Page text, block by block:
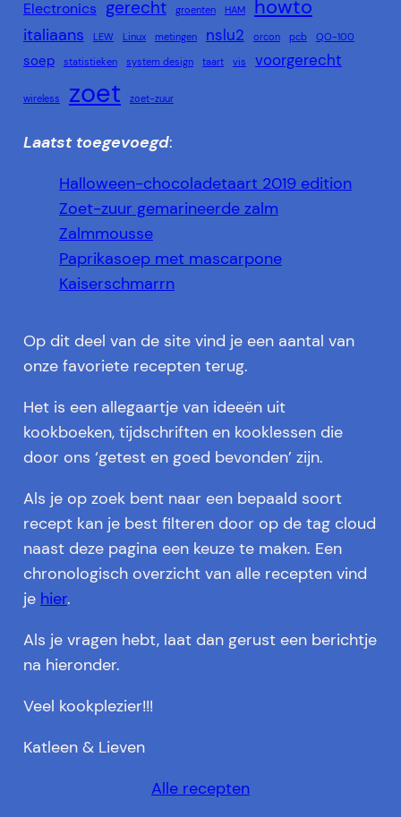
Electronics gerecht groenten HAM howto
italiaans LEW Linux metingen nslu2 orcon pcb QO-100
soep statistieken system design taart vis voorgerecht
wireless zoet zoet-zuur
Laatst toegevoegd:
Halloween-chocoladetaart 2019 edition
Zoet-zuur gemarineerde zalm
Zalmmousse
Paprikasoep met mascarpone
Kaiserschmarrn
Op dit deel van de site vind je een aantal van
onze favoriete recepten terug.
Het is een allegaartje van ideeën uit
kookboeken, tijdschriften en kooklessen die
door ons ‘getest en goed bevonden’ zijn.
Als je op zoek bent naar een bepaald soort
recept kan je best filteren door op de tag cloud
naast deze pagina een keuze te maken. Een
chronologisch overzicht van alle recepten vind
je hier.
Als je vragen hebt, laat dan gerust een berichtje
na hieronder.
Veel kookplezier!!!
Katleen & Lieven
Alle recepten